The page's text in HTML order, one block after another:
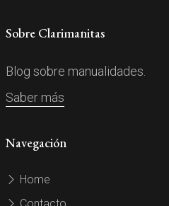
Sobre Clarimanitas
Blog sobre manualidades.
Saber más
Navegación
Home